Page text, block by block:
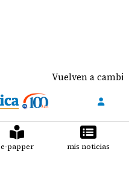
Vuelven a
e-papper mis noticias